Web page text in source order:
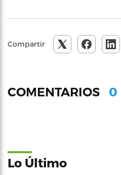
Compartir
COMENTARIOS 0
Lo Último